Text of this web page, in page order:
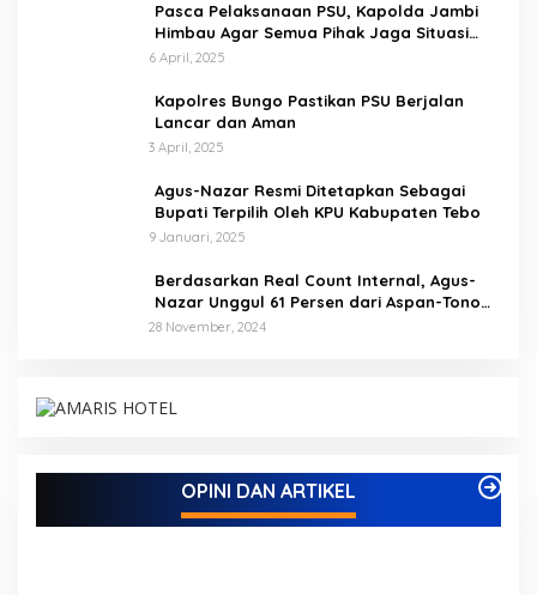
Pasca Pelaksanaan PSU, Kapolda Jambi
Himbau Agar Semua Pihak Jaga Situasi
Kamtibmas
6 April, 2025
Kapolres Bungo Pastikan PSU Berjalan
Lancar dan Aman
3 April, 2025
Agus-Nazar Resmi Ditetapkan Sebagai
Bupati Terpilih Oleh KPU Kabupaten Tebo
9 Januari, 2025
Berdasarkan Real Count Internal, Agus-
Nazar Unggul 61 Persen dari Aspan-Tono
Hanya 39 Persen
28 November, 2024
OPINI DAN ARTIKEL
Berbasis Digital di Desa Suka Jaya
Di ADVETORIAL, BISNIS, BUNGO, DAERAH, INFORMASI, OPINI DAN
ARTIKEL, PEMERINTAHAN, PENDIDIKAN, PERISTIWA